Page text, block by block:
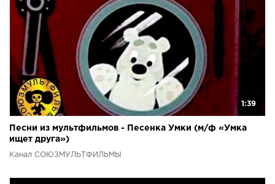
1:39
Песни из мультфильмов - Песенка Умки (м/ф «Умка
ищет друга»)
Канал СОЮЗМУЛЬТФИЛЬМЫ